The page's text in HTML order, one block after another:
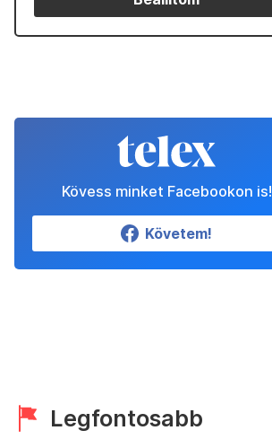
Kövess minket Facebookon is!
Követem!
Legfontosabb